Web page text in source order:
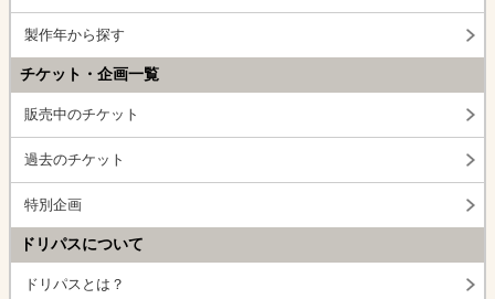
製作年から探す
チケット・企画一覧
販売中のチケット
過去のチケット
特別企画
ドリパスについて
ドリパスとは？